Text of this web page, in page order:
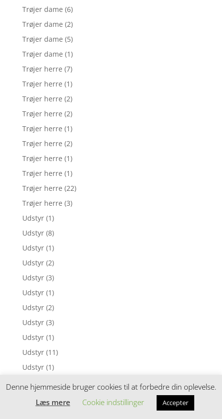
Trøjer dame (6)
Trøjer dame (2)
Trøjer dame (5)
Trøjer dame (1)
Trøjer herre (7)
Trøjer herre (1)
Trøjer herre (2)
Trøjer herre (2)
Trøjer herre (1)
Trøjer herre (2)
Trøjer herre (1)
Trøjer herre (1)
Trøjer herre (22)
Trøjer herre (3)
Udstyr (1)
Udstyr (8)
Udstyr (1)
Udstyr (2)
Udstyr (3)
Udstyr (1)
Udstyr (2)
Udstyr (3)
Udstyr (1)
Udstyr (11)
Udstyr (1)
Udstyr
Denne hjemmeside bruger cookies til at forbedre din oplevelse.
Læs mere
Cookie indstillinger Accepter